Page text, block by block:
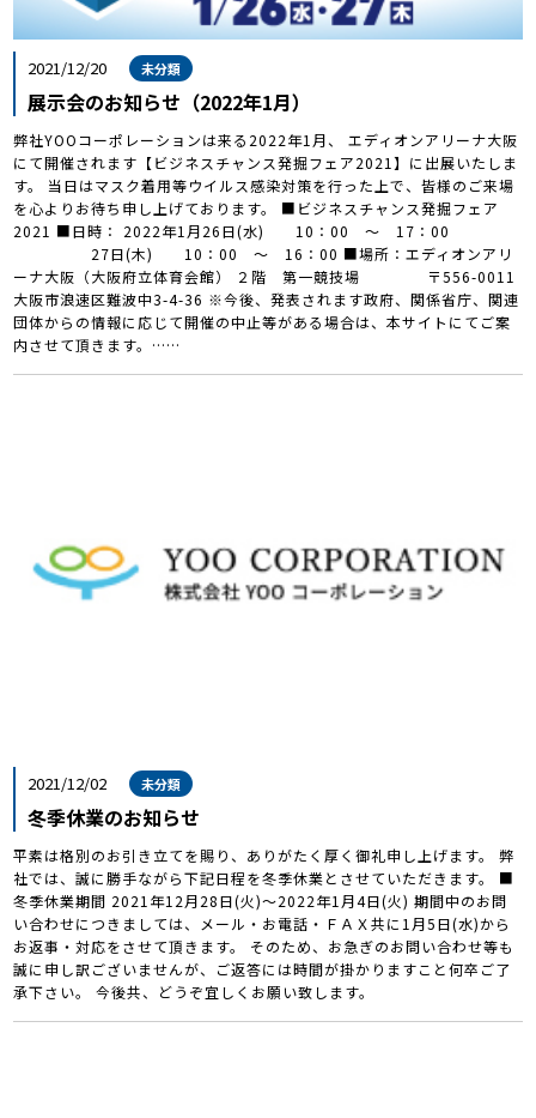
2021/12/20 未分類
展示会のお知らせ（2022年1月）
弊社YOOコーポレーションは来る2022年1月、 エディオンアリーナ大阪
にて開催されます【ビジネスチャンス発掘フェア2021】に出展いたしま
す。 当日はマスク着用等ウイルス感染対策を行った上で、皆様のご来場
を心よりお待ち申し上げております。 ■ビジネスチャンス発掘フェア
2021 ■日時： 2022年1月26日(水) 10：00 ～ 17：00
27日(木) 10：00 ～ 16：00 ■場所：エディオンアリ
ーナ大阪（大阪府立体育会館） ２階 第一競技場 〒556-0011
大阪市浪速区難波中3-4-36 ※今後、発表されます政府、関係省庁、関連
団体からの情報に応じて開催の中止等がある場合は、本サイトにてご案
内させて頂きます。……
2021/12/02 未分類
冬季休業のお知らせ
平素は格別のお引き立てを賜り、ありがたく厚く御礼申し上げます。 弊
社では、誠に勝手ながら下記日程を冬季休業とさせていただきます。 ■
冬季休業期間 2021年12月28日(火)～2022年1月4日(火) 期間中のお問
い合わせにつきましては、メール・お電話・ＦＡＸ共に1月5日(水)から
お返事・対応をさせて頂きます。 そのため、お急ぎのお問い合わせ等も
誠に申し訳ございませんが、ご返答には時間が掛かりますこと何卒ご了
承下さい。 今後共、どうぞ宜しくお願い致します。